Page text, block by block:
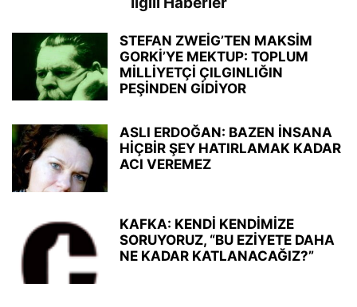
STEFAN ZWEİG’TEN MAKSİM
GORKİ’YE MEKTUP: TOPLUM
MİLLİYETÇİ ÇILGINLIĞIN
PEŞİNDEN GİDİYOR
ASLI ERDOĞAN: BAZEN İNSANA
HİÇBİR ŞEY HATIRLAMAK KADAR
ACI VEREMEZ
KAFKA: KENDİ KENDİMİZE
SORUYORUZ, “BU EZİYETE DAHA
NE KADAR KATLANACAĞIZ?”